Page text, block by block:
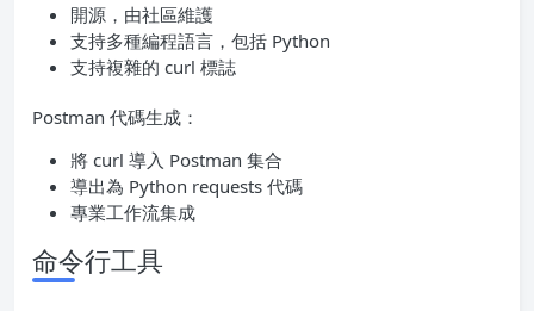
開源，由社區維護
支持多種編程語言，包括 Python
支持複雜的 curl 標誌
Postman 代碼生成：
將 curl 導入 Postman 集合
導出為 Python requests 代碼
專業工作流集成
命令行工具